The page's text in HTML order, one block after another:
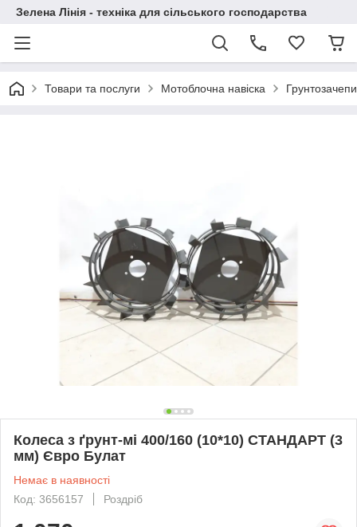
Зелена Лінія - техніка для сільського господарства
Товари та послуги Мотоблочна навіска Грунтозачепи
Колеса з ґрунт-мі 400/160 (10*10) СТАНДАРТ (3
мм) Євро Булат
Немає в наявності
Код: 3656157
Роздріб